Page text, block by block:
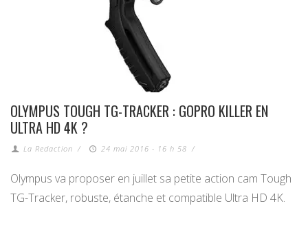
OLYMPUS TOUGH TG-TRACKER : GOPRO KILLER EN
ULTRA HD 4K ?
La Redaction / 24 mai 2016 - 16 h 58 /
Olympus va proposer en juillet sa petite action cam Tough
TG-Tracker, robuste, étanche et compatible Ultra HD 4K.